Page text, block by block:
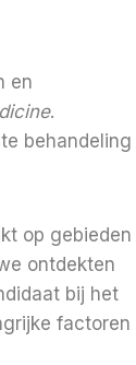
en
.
behandeling
op gebieden
ontdekten
bij het
factoren